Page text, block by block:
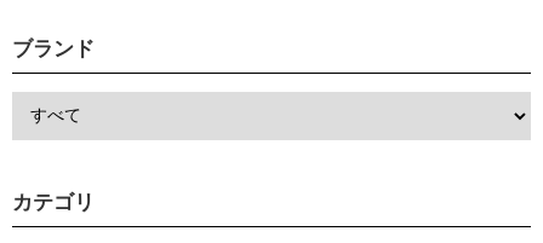
ブランド
カテゴリ